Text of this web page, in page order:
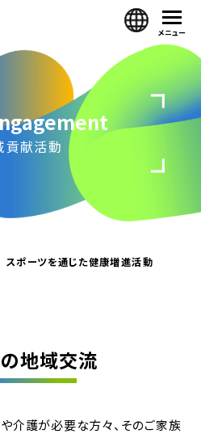
メニュー
貢献活動
スポーツを通じた健康増進活動
地域交流
介護が必要な方々、そのご家族